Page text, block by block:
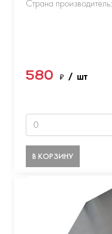
Страна производитель:
580 ₽ / шт
В КОРЗИНУ